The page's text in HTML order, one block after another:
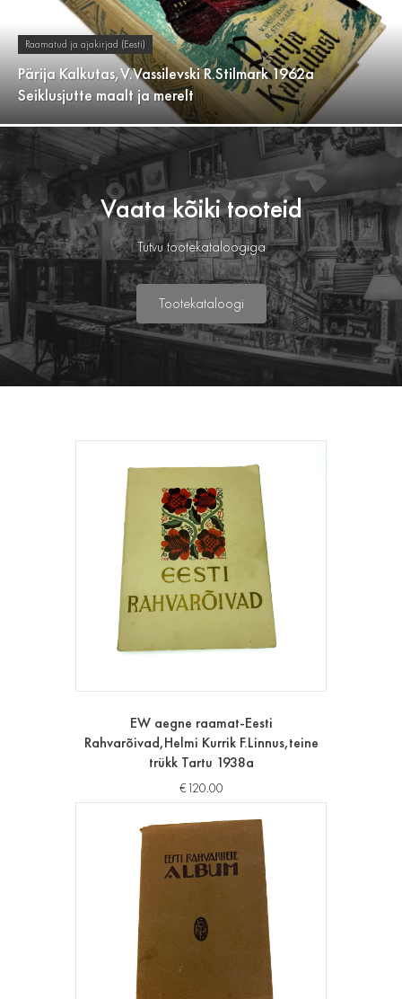
Raamatud ja ajakirjad (Eesti)
Pärija Kalkutas,V.Vassilevski R.Stilmark 1962a
Seiklusjutte maalt ja merelt
Vaata kõiki tooteid
Tutvu tootekataloogiga
Tootekataloogi
EW aegne raamat-Eesti
Rahvarõivad,Helmi Kurrik F.Linnus,teine
trükk Tartu 1938a
€120.00